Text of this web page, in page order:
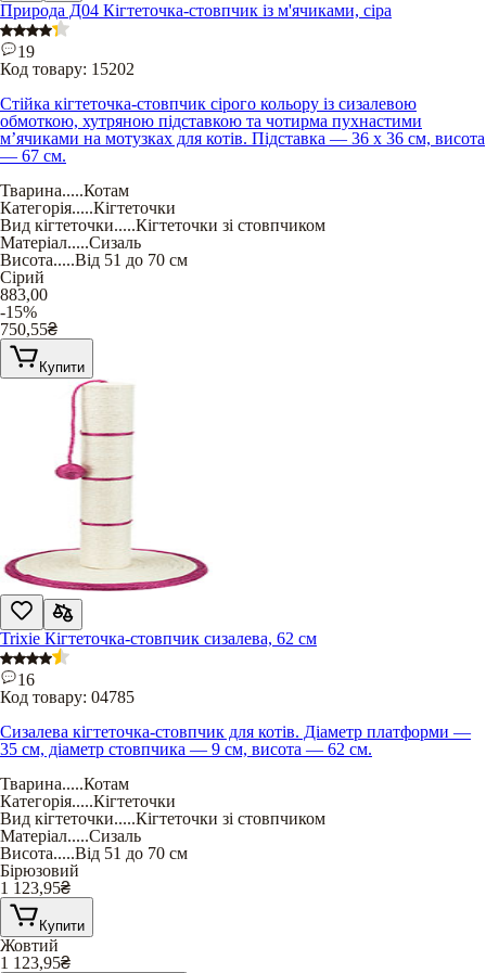
Природа Д04 Кігтеточка-стовпчик із м'ячиками, сіра
19
Код товару: 15202
Стійка кігтеточка-стовпчик сірого кольору із сизалевою
обмоткою, хутряною підставкою та чотирма пухнастими
м’ячиками на мотузках для котів. Підставка — 36 х 36 см, висота
— 67 см.
Тварина.....Котам
Категорія.....Кігтеточки
Вид кігтеточки.....Кігтеточки зі стовпчиком
Матеріал.....Сизаль
Висота.....Від 51 до 70 см
Сірий
883,00
-15%
750,55₴
Купити
Trixie Кігтеточка-стовпчик сизалева, 62 см
16
Код товару: 04785
Сизалева кігтеточка-стовпчик для котів. Діаметр платформи —
35 см, діаметр стовпчика — 9 см, висота — 62 см.
Тварина.....Котам
Категорія.....Кігтеточки
Вид кігтеточки.....Кігтеточки зі стовпчиком
Матеріал.....Сизаль
Висота.....Від 51 до 70 см
Бірюзовий
1 123,95₴
Купити
Жовтий
1 123,95₴